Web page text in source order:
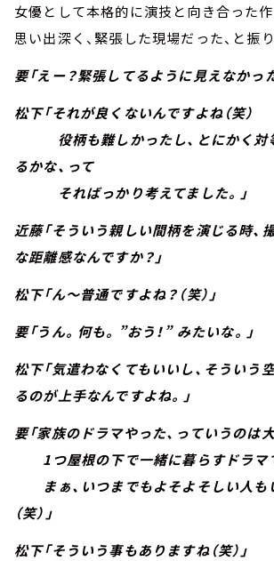
女優として本格的に演技と向き合った
思い出深く、緊張した現場だった、と振
要「えー？緊張してるように見えなかっ
松下「それが良くないんですよね（笑）
役柄も難しかったし、とにかく対
るかな、って
そればっかり考えてました。」
近藤「そういう親しい間柄を演じる時、
な距離感なんですか？」
松下「ん～普通ですよね？（笑）」
要「うん。何も。”おう！” みたいな。」
松下「気遣わなくてもいいし、そういう
るのが上手なんですよね。」
要「家族のドラマやった、っていうのは
1つ屋根の下で一緒に暮らすドラマ
まぁ、いつまでもよそよそしい人も
（笑）」
松下「そういう事もありますね（笑）」